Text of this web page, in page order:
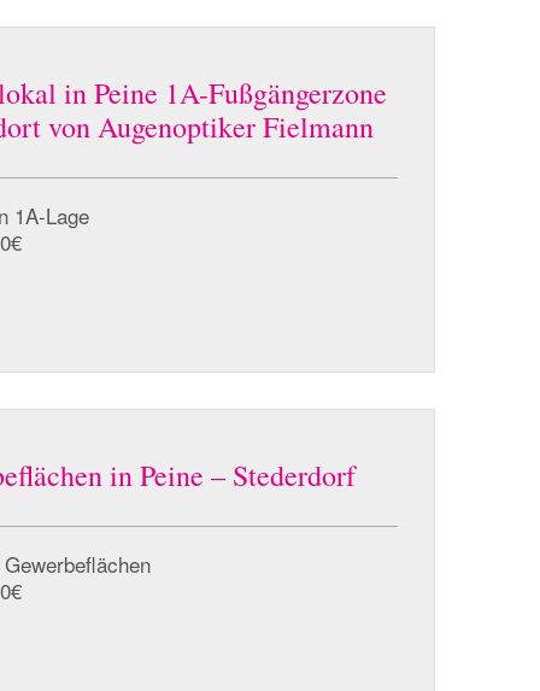
in Peine 1A-Fußgängerzone
von Augenoptiker Fielmann
1A-Lage
in Peine – Stederdorf